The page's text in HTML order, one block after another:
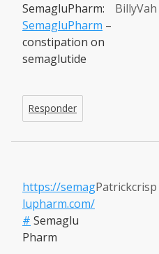
BillyVah
SemagluPharm:
SemagluPharm –
constipation on
semaglutide
Responder
Patrickcrisp
https://semag
lupharm.com/
# Semaglu
Pharm